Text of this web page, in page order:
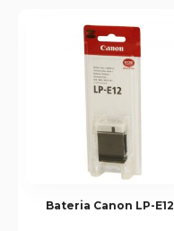
Bateria Canon LP-E12